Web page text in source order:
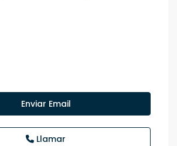
Enviar Email
Llamar